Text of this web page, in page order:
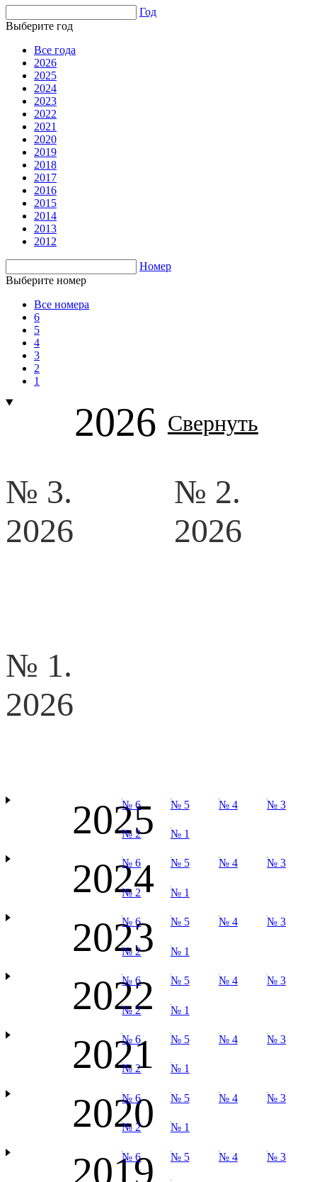
Год
Выберите год
Все года
2026
2025
2024
2023
2022
2021
2020
2019
2018
2017
2016
2015
2014
2013
2012
Номер
Выберите номер
Все номера
6
5
4
3
2
1
2026 Свернуть
№ 3.
2026
№ 2.
2026
№ 1.
2026
2025
№ 6 № 5 № 4 № 3
№ 2 № 1
2024
№ 6 № 5 № 4 № 3
№ 2 № 1
2023
№ 6 № 5 № 4 № 3
№ 2 № 1
2022
№ 6 № 5 № 4 № 3
№ 2 № 1
2021
№ 6 № 5 № 4 № 3
№ 2 № 1
2020
№ 6 № 5 № 4 № 3
№ 2 № 1
2019
№ 6 № 5 № 4 № 3